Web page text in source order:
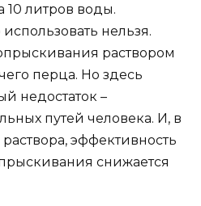
10 литров воды.
нельзя.
раствором
перца. Но здесь
недостаток –
путей человека. И, в
эффективность
снижается